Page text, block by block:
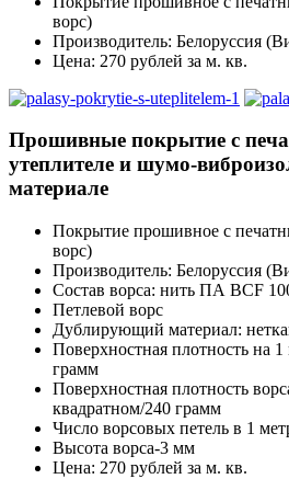
ворс)
Производитель: Белоруссия
Цена: 270 рублей за м. кв.
Прошивные покрытие с
утеплителе и шумо-
материале
Покрытие прошивное с
ворс)
Производитель: Белоруссия
Состав ворса: нить ПА BCF
Петлевой ворс
Дублирующий материал:
Поверхностная плотность на
грамм
Поверхностная плотность
квадратном/240 грамм
Число ворсовых петель в 1
Высота ворса-3 мм
Цена: 270 рублей за м. кв.